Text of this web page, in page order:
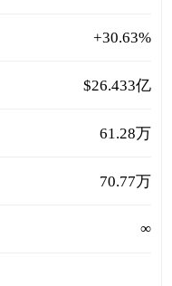
+30.63%
$26.433亿
61.28万
70.77万
∞